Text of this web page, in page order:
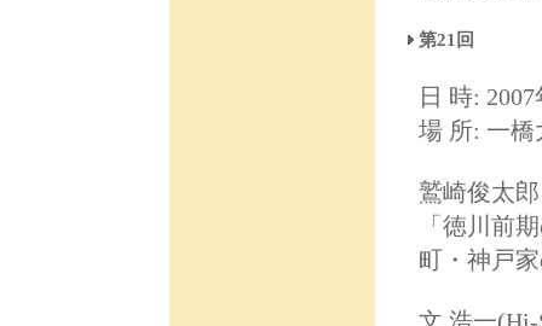
第21回
日 時:
場 所: 一橋
鷲崎俊太
「徳川前
町・神戸